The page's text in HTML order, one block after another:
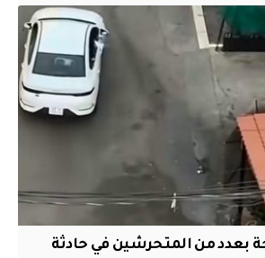
بعدد من المتحرشين في حادثة